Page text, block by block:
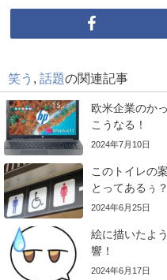
笑う 話題の関連記事
欧米企業のか
こうなる！
2024年7月10日
このトイレの
とってあるぅ
2024年6月25日
絵に描いたよ
響！
2024年6月17日